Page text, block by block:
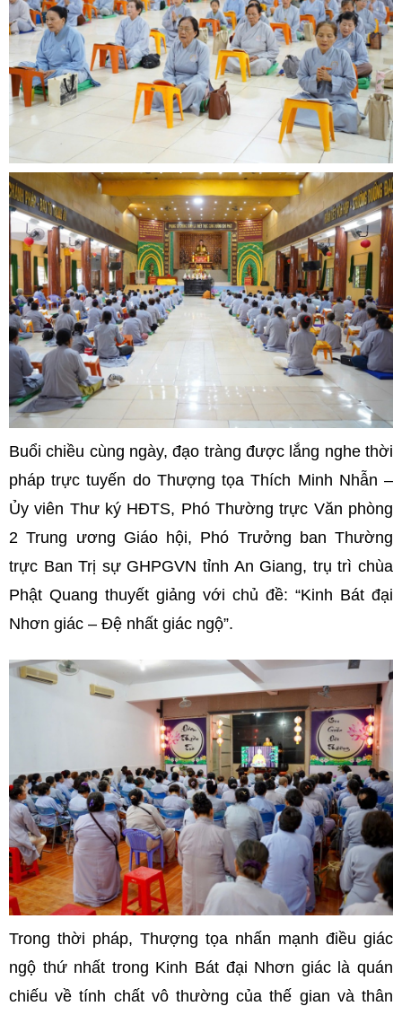
Buổi chiều cùng ngày, đạo tràng được lắng nghe thời
pháp trực tuyến do Thượng tọa Thích Minh Nhẫn –
Ủy viên Thư ký HĐTS, Phó Thường trực Văn phòng
2 Trung ương Giáo hội, Phó Trưởng ban Thường
trực Ban Trị sự GHPGVN tỉnh An Giang, trụ trì chùa
Phật Quang thuyết giảng với chủ đề: “Kinh Bát đại
Nhơn giác – Đệ nhất giác ngộ”.
Trong thời pháp, Thượng tọa nhấn mạnh điều giác
ngộ thứ nhất trong Kinh Bát đại Nhơn giác là quán
chiếu về tính chất vô thường của thế gian và thân